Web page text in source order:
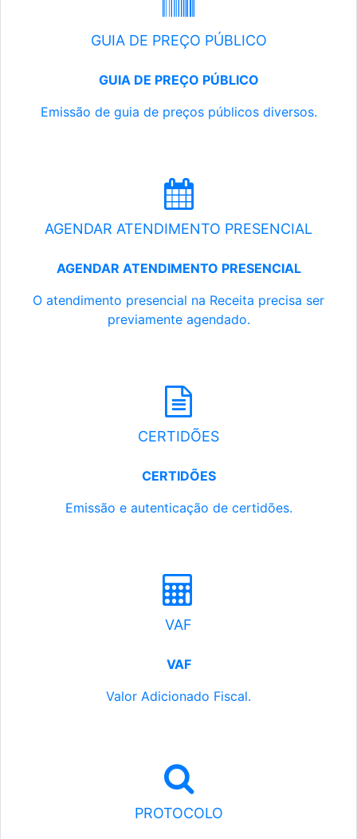
GUIA DE PREÇO PÚBLICO
GUIA DE PREÇO PÚBLICO
Emissão de guia de preços públicos diversos.
AGENDAR ATENDIMENTO PRESENCIAL
AGENDAR ATENDIMENTO PRESENCIAL
O atendimento presencial na Receita precisa ser
previamente agendado.
CERTIDÕES
CERTIDÕES
Emissão e autenticação de certidões.
VAF
VAF
Valor Adicionado Fiscal.
PROTOCOLO